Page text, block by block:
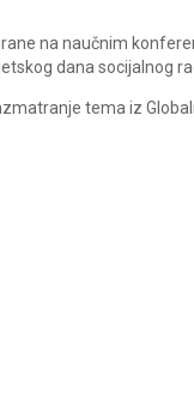
na naučnim
dana socijalnog
tema iz